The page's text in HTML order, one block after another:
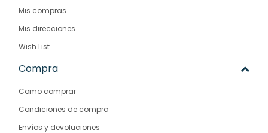
Mis compras
Mis direcciones
Wish List
Compra
Como comprar
Condiciones de compra
Envíos y devoluciones